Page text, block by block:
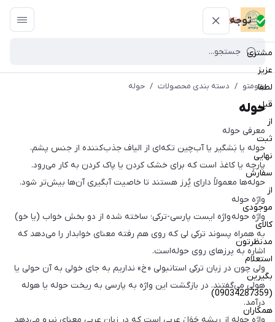
توجه
مشتری
عزیز
لطفا
قبل
از
ثبت
نهایی
سفارش
از
موجودی
کالای
مدنظرتون
استعلام
بگیرین
(09034287359)
همکاران
پتومتو
پتومتو / دسته بندی محصولات / حوله
حوله
معرفی حوله
حوله یا بَشگیر یا آب‌چین تکه‌ای از الیاف جذب‌کننده از جنس پشم،
پارچه یا کاغذ است که برای خشک کردن یا پاک کردن به کار می‌رود.
حوله‌ها معمولاً دارای پُرز هستند تا خاصیت آبگیری آن‌ها بیش‌تر شود.
واژه حوله
واژه حوله واژه ایست پارسی-ترکی؛ ساخته شده از دو بخش خواب (یا خو)
به همراه پسوند ترکی لی که روی هم رفته معنای خوابدار را می‌دهد که
اشاره به پرزهای روی حوله‌است.
ولی چون در زبان ترکی استانبولی «خ» نداریم به جای خولی به آن حولی یا
هولی می‌گفتند. در بازگشت این واژه به پارسی به ریخت حوله یا هوله
درآمد.